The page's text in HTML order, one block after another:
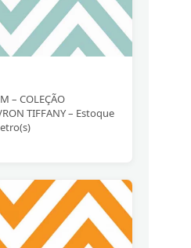
– COLEÇÃO
TIFFANY – Estoque